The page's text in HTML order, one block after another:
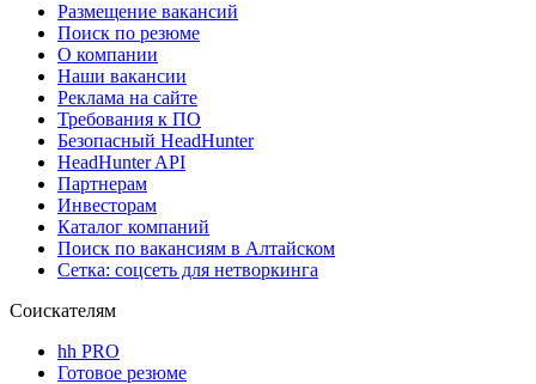
Размещение вакансий
Поиск по резюме
О компании
Наши вакансии
Реклама на сайте
Требования к ПО
Безопасный HeadHunter
HeadHunter API
Партнерам
Инвесторам
Каталог компаний
Поиск по вакансиям в Алтайском
Сетка: соцсеть для нетворкинга
Соискателям
hh PRO
Готовое резюме